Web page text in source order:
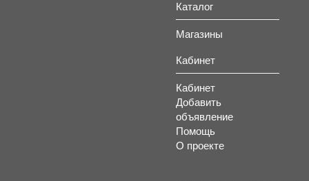
Каталог
Магазины
Кабинет
Кабинет
Добавить
объявление
Помощь
О проекте